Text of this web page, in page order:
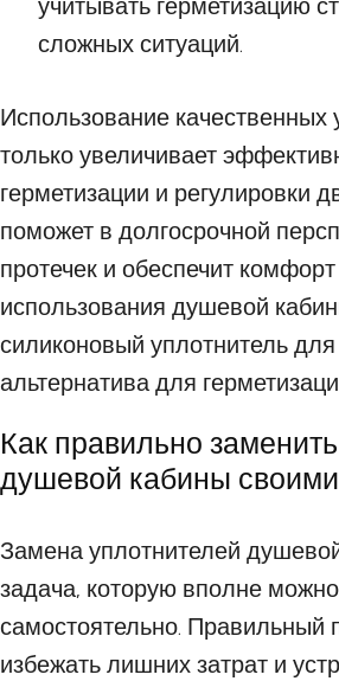
учитывать герметизацию
сложных ситуаций.
Использование качественных
только увеличивает
герметизации и регулировки
поможет в долгосрочной
протечек и обеспечит
использования душевой
силиконовый уплотнитель
альтернатива для
Как правильно
душевой кабины
Замена уплотнителей
задача, которую вполне
самостоятельно. Правильный
избежать лишних затрат и